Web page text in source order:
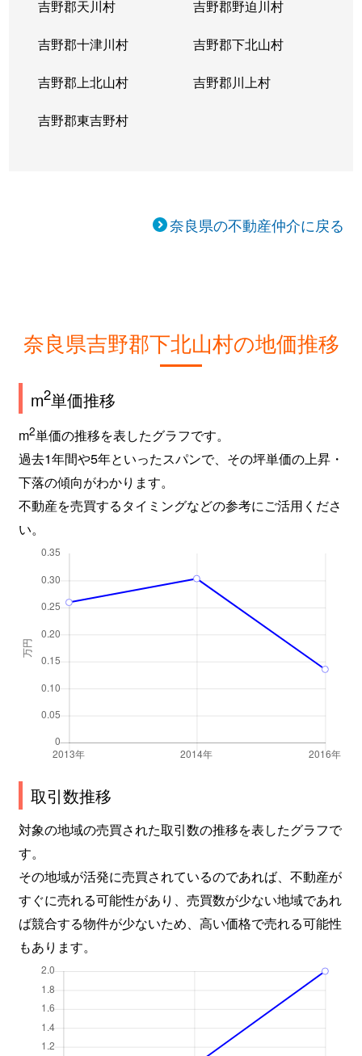
吉野郡天川村 吉野郡野迫川村
吉野郡十津川村 吉野郡下北山村
吉野郡上北山村 吉野郡川上村
吉野郡東吉野村
奈良県の不動産仲介に戻る
奈良県吉野郡下北山村の地価推移
m2単価推移
m2単価の推移を表したグラフです。
過去1年間や5年といったスパンで、その坪単価の上昇・
下落の傾向がわかります。
不動産を売買するタイミングなどの参考にご活用くださ
い。
取引数推移
対象の地域の売買された取引数の推移を表したグラフで
す。
その地域が活発に売買されているのであれば、不動産が
すぐに売れる可能性があり、売買数が少ない地域であれ
ば競合する物件が少ないため、高い価格で売れる可能性
もあります。